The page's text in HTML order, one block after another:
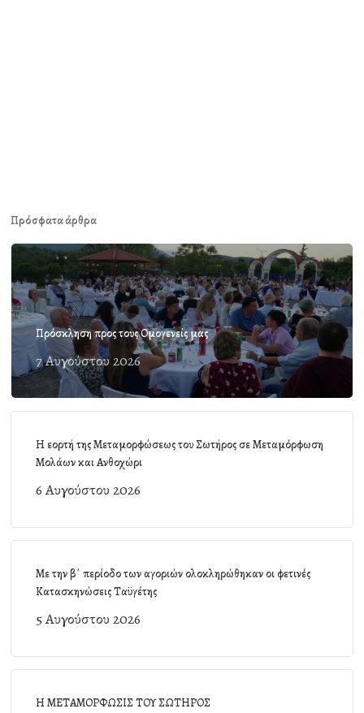
Πρόσφατα άρθρα
Πρόσκληση προς τους Ομογενείς μας
7 Αυγούστου 2026
Η εορτή της Μεταμορφώσεως του Σωτήρος σε Μεταμόρφωση
Μολάων και Ανθοχώρι
6 Αυγούστου 2026
Με την β΄ περίοδο των αγοριών ολοκληρώθηκαν οι φετινές
Κατασκηνώσεις Ταϋγέτης
5 Αυγούστου 2026
Η ΜΕΤΑΜΟΡΦΩΣΙΣ ΤΟΥ ΣΩΤΗΡΟΣ